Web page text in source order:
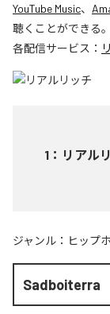
YouTube Music、
聴くことができる。
各配信サービス：
1 ： リアル
ジャンル： ヒップ
Sadboiterra